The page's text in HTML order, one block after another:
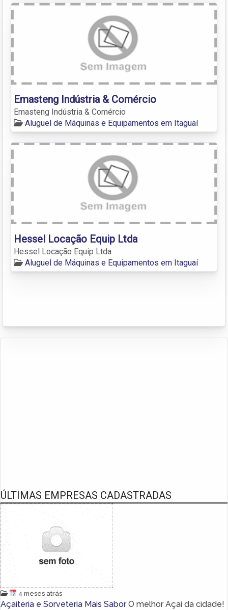
Emasteng Indústria & Comércio
Emasteng Indústria & Comércio
Aluguel de Máquinas e Equipamentos em Itaguaí
Hessel Locação Equip Ltda
Hessel Locação Equip Ltda
Aluguel de Máquinas e Equipamentos em Itaguaí
ÚLTIMAS EMPRESAS CADASTRADAS
4 meses atrás
Açaiteria e Sorveteria Mais SaborO melhor Açaí da cidade!